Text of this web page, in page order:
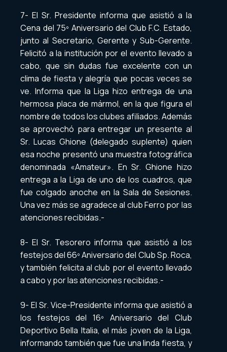
7- El Sr. Presidente informa que asistió a la
Cena del 75º Aniversario del Club F.C. Estado,
junto al Secretario, Gerente y Sub-Gerente.
Felicitó a la institución por el evento llevado a
cabo, que sin dudas fue excelente con un
clima de fiesta y alegría que pocas veces se
ve. Informa que la Liga hizo entrega de una
hermosa placa de mármol, en la que figura el
nombre de todos los clubes afiliados. Además
se aprovechó para entregar un presente al
Sr. Lucas Ghione (delegado suplente) quien
esa noche presentó una muestra fotográfica
denominada «Amateur». En Sr. Ghione hizo
entrega a la Liga de uno de los cuadros, que
fue colgado anoche en la Sala de Sesiones.
Una vez más se agradece al club Ferro por las
atenciones recibidas.-
8- El Sr. Tesorero informa que asistió a los
festejos del 66º Aniversario del Club Sp. Roca,
y también felicita al club por el evento llevado
a cabo y por las atenciones recibidas.-
9- El Sr. Vice-Presidente informa que asistió a
los festejos del 16º Aniversario del Club
Deportivo Bella Italia, el más joven de la Liga,
informando también que fue una linda fiesta, y